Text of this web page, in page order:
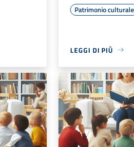
Patrimonio culturale
LEGGI DI PIÙ